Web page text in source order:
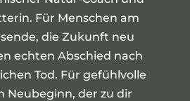
Für Menschen am
die Zukunft neu
echten Abschied nach
Tod. Für gefühlvolle
Neubeginn, der zu dir